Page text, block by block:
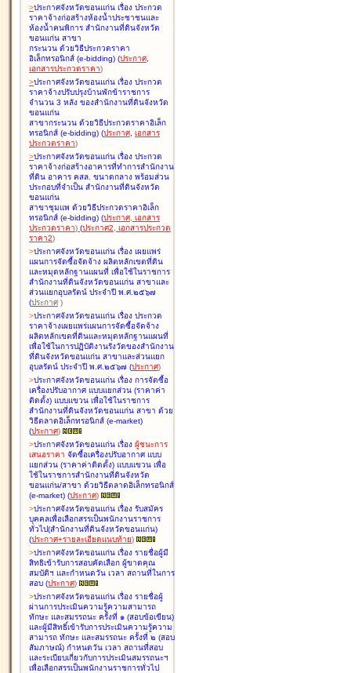
>ประกาศจังหวัดขอนแก่น เรื่อง ประกวด
ราคาจ้างก่อสร้างห้องน้ำประชาชนและ
ห้องน้ำคนพิการ สำนักงานที่ดินจังหวัด
ขอนแก่น สาขา
กระนวน ด้วยวิธีประกวดราคา
อิเล็กทรอนิกส์ (e-bidding) (ประกาศ,
เอกสารประกวดราคา)
>ประกาศจังหวัดขอนแก่น เรื่อง ประกวด
ราคาจ้างปรับปรุงบ้านพักข้าราชการ
จำนวน 3 หลัง ของสำนักงานที่ดินจังหวัด
ขอนแก่น
สาขากระนวน ด้วยวิธีประกวดราคาอิเล็ก
ทรอนิกส์ (e-bidding) (ประกาศ, เอกสาร
ประกวดราคา)
>ประกาศจังหวัดขอนแก่น เรื่อง ประกวด
ราคาจ้างก่อสร้างอาคารที่ทำการสำนักงาน
ที่ดิน อาคาร คสล. ขนาดกลาง พร้อมส่วน
ประกอบที่จำเป็น สำนักงานที่ดินจังหวัด
ขอนแก่น
สาขาชุมแพ ด้วยวิธีประกวดราคาอิเล็ก
ทรอนิกส์ (e-bidding) (ประกาศ, เอกสาร
ประกวดราคา) (ประกาศ2, เอกสารประกวด
ราคา2)
>ประกาศจังหวัดขอนแก่น เรื่อง เผยแพร่
แผนการจัดซื้อจัดจ้าง ผลิตหลักเขตที่ดิน
และหมุดหลักฐานแผนที่ เพื่อใช้ในราชการ
สำนักงานที่ดินจังหวัดขอนแก่น สาขาและ
ส่วนแยกอุบลรัตน์ ประจำปี พ.ศ.๒๕๖๗
(ประกาศ )
>ประกาศจังหวัดขอนแก่น เรื่อง ประกวด
ราคาจ้างเผยแพร่แผนการจัดซื้อจัดจ้าง
ผลิตหลักเขตที่ดินและหมุดหลักฐานแผนที่
เพื่อใช้ในการปฏิบัติงานรังวัดของสำนักงาน
ที่ดินจังหวัดขอนแก่น สาขาและส่วนแยก
อุบลรัตน์ ประจำปี พ.ศ.๒๕๖๗ (ประกาศ)
>ประกาศจังหวัดขอนแก่น เรื่อง การจัดซื้อ
เครื่องปรับอากาศ แบบแยกส่วน (ราคาค่า
ติดตั้ง) แบบแขวน เพื่อใช้ในราชการ
สำนักงานที่ดินจังหวัดขอนแก่น สาขา ด้วย
วิธีตลาดอิเล็กทรอนิกส์ (e-market)
(ประกาศ)
>ประกาศจังหวัดขอนแก่น เรื่อง ผู้ชนะการ
เสนอราคา จัดซื้อเครื่องปรับอากาศ แบบ
แยกส่วน (ราคาค่าติดตั้ง) แบบแขวน เพื่อ
ใช้ในราชการสำนักงานที่ดินจังหวัด
ขอนแก่น/สาขา ด้วยวิธีตลาดอิเล็กทรอนิกส์
(e-market) (ประกาศ)
>ประกาศจังหวัดขอนแก่น เรื่อง รับสมัคร
บุคคลเพื่อเลือกสรรเป็นพนักงานราชการ
ทั่วไป(สำนักงานที่ดินจังหวัดขอนแก่น)
(ประกาศ+รายละเอียดแนบท้าย)
>ประกาศจังหวัดขอนแก่น เรื่อง รายชื่อผู้มี
สิทธิเข้ารับการสอบคัดเลือก ผู้ขาดคุณ
สมบัติฯ และกำหนดวัน เวลา สถานที่ในการ
สอบ (ประกาศ)
>ประกาศจังหวัดขอนแก่น เรื่อง รายชื่อผู้
ผ่านการประเมินความรู้ความสามารถ
ทักษะ และสมรรถนะ ครั้งที่ ๑ (สอบข้อเขียน)
และผู้มีสิทธิ์เข้ารับการประเมินความรู้ความ
สามารถ ทักษะ และสมรรถนะ ครั้งที่ ๒ (สอบ
สัมภาษณ์) กำหนดวัน เวลา สถานที่สอบ
และระเบียบเกี่ยวกับการประเมินสมรรถนะฯ
เพื่อเลือกสรรเป็นพนักงานราชการทั่วไป